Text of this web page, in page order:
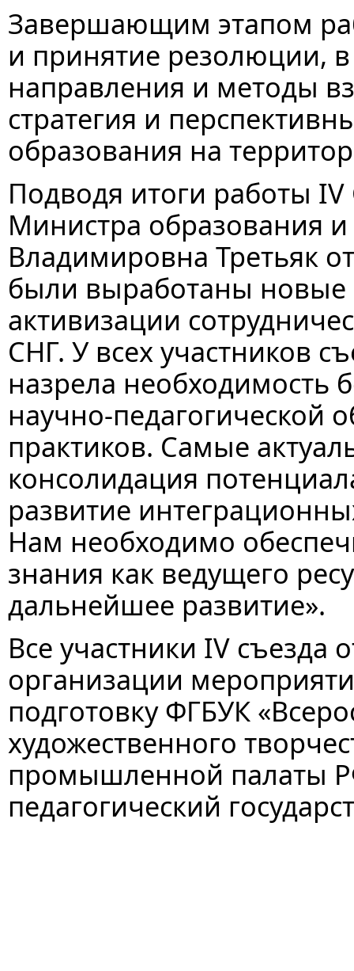
Завершающим этапом
и принятие резолюции,
направления и методы
стратегия и
образования на
Подводя итоги работы
Министра образования
Владимировна Третьяк
были выработаны новые
активизации
СНГ. У всех участников
назрела необходимость
научно-педагогической
практиков. Самые
консолидация
развитие
Нам необходимо
знания как ведущего
дальнейшее развитие».
Все участники IV съезда
организации
подготовку ФГБУК
художественного
промышленной палаты
педагогический